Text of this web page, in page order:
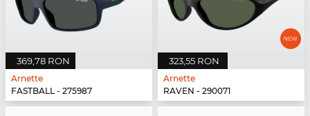
369,78 RON
Arnette
FASTBALL - 275987
323,55 RON
Arnette
RAVEN - 290071